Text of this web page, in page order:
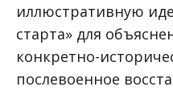
иллюстративную
старта» для
конкретно-
послевоенное